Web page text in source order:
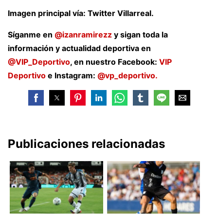
Imagen principal vía: Twitter Villarreal.
Síganme en @izanramirezz y sigan toda la
información y actualidad deportiva en
@VIP_Deportivo, en nuestro Facebook: VIP
Deportivo e Instagram: @vp_deportivo.
Publicaciones relacionadas